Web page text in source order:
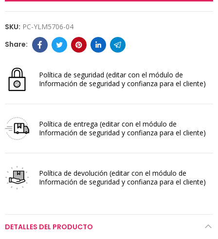
SKU: PC-YLM5706-04
Política de seguridad (editar con el módulo de
Información de seguridad y confianza para el cliente)
Política de entrega (editar con el módulo de
Información de seguridad y confianza para el cliente)
Política de devolución (editar con el módulo de
Información de seguridad y confianza para el cliente)
DETALLES DEL PRODUCTO